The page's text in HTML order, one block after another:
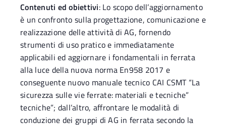
Contenuti ed obiettivi: Lo scopo dell’aggiornamento
è un confronto sulla progettazione, comunicazione e
realizzazione delle attività di AG, fornendo
strumenti di uso pratico e immediatamente
applicabili ed aggiornare i fondamentali in ferrata
alla luce della nuova norma En958 2017 e
conseguente nuovo manuale tecnico CAI CSMT “La
sicurezza sulle vie ferrate: materiali e tecniche”
tecniche”; dall’altro, affrontare le modalità di
conduzione dei gruppi di AG in ferrata secondo la